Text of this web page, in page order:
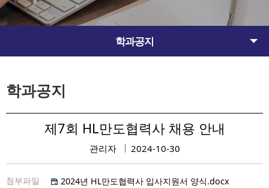
학과공지
학과공지
제7회 HL만도협력사 채용 안내
관리자 2024-10-30
첨부파일
2024년 HL만도협력사 입사지원서 양식.docx